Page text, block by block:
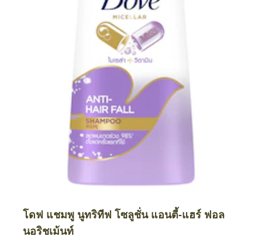
โดฟ แชมพู นูทริทีฟ โซลูชั่น แอนตี้-แฮร์ ฟอล
นอริชเม้นท์